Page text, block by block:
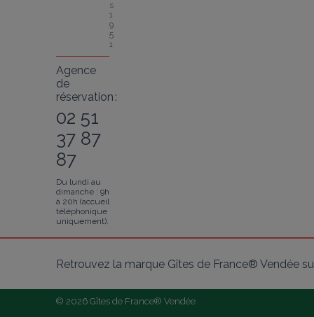
s
1
9
5
1
Agence
de
réservation :
02 51
37 87
87
Du lundi au
dimanche : 9h
à 20h (accueil
téléphonique
uniquement).
Retrouvez la marque Gîtes de France® Vendée
© 2026 Gîtes de France® Vendée